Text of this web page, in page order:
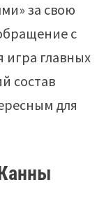
за свою
с
главных
состав
для